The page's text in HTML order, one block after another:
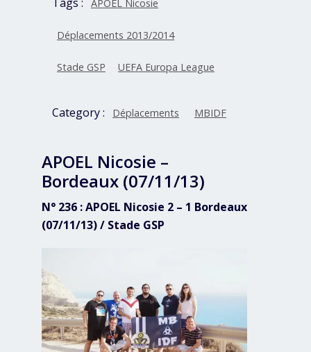
APOEL Nicosie
Déplacements 2013/2014
Stade GSP UEFA Europa League
Category : Déplacements MBIDF
APOEL Nicosie –
Bordeaux (07/11/13)
N° 236 : APOEL Nicosie 2 – 1 Bordeaux
(07/11/13) / Stade GSP